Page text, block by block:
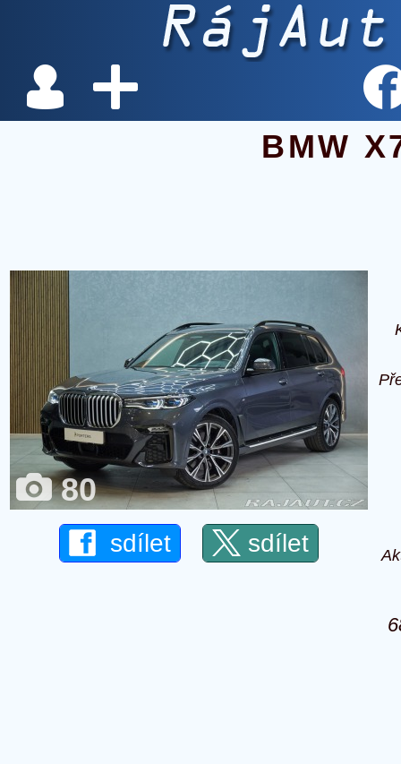
BMW
80
sdílet sdílet